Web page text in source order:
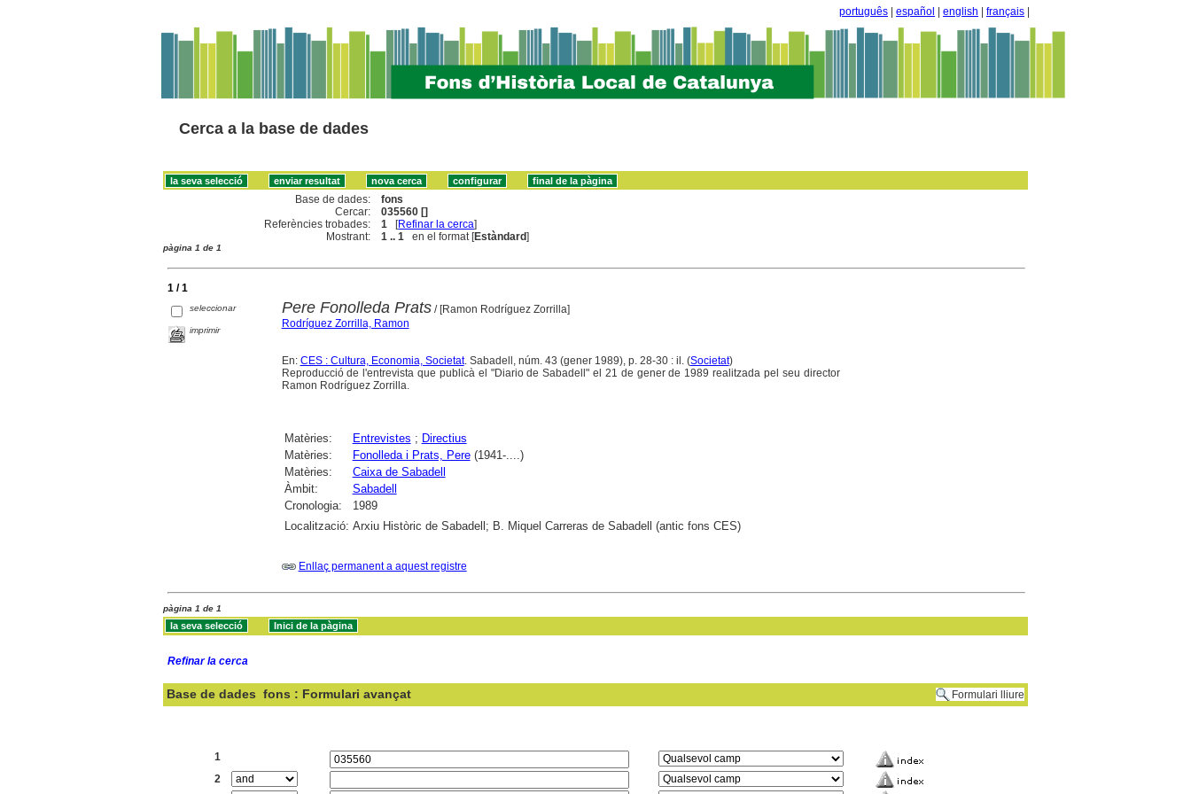
português español english français
Cerca a la base de dades
Base de dades:
fons
Cercar:
035560 []
Referències trobades:
1 [Refinar la cerca]
Mostrant:
1 .. 1 en el format [Estàndard]
pàgina 1 de 1
1 / 1
seleccionar
imprimir
Pere Fonolleda Prats/ [Ramon Rodríguez Zorrilla]
Rodríguez Zorrilla, Ramon
En: CES : Cultura, Economia, Societat. Sabadell, núm. 43 (gener 1989), p. 28-30 : il. (Societat)
Reproducció de l'entrevista que publicà el "Diario de Sabadell" el 21 de gener de 1989 realitzada pel seu director
Ramon Rodríguez Zorrilla.
Matèries: Entrevistes ; Directius
Matèries:
Fonolleda i Prats, Pere(1941-....)
Matèries:
Caixa de Sabadell
Àmbit:
Sabadell
Cronologia:
1989
Localització: Arxiu Històric de Sabadell; B. Miquel Carreras de Sabadell (antic fons CES)
Enllaç permanent a aquest registre
pàgina 1 de 1
Refinar la cerca
Base de dades fons : Formulari avançat Formulari lliure
1
2